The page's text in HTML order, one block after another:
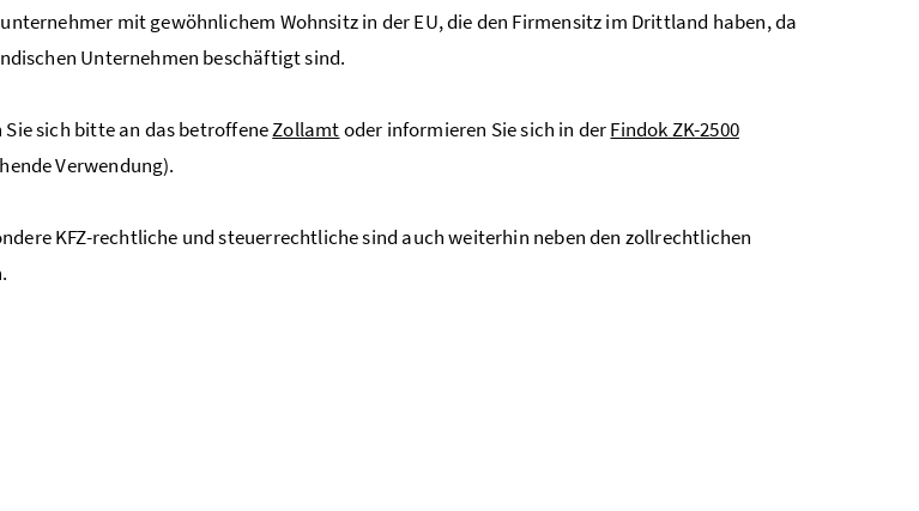
mit gewöhnlichem Wohnsitz in der EU, die den Firmensitz im Drittland haben, da
Unternehmen beschäftigt sind.
Sie sich bitte an das betroffeneZollamtoder informieren Sie sich in derFindok ZK-2500
Verwendung).
KFZ-rechtliche und steuerrechtliche sind auch weiterhin neben den zollrechtlichen